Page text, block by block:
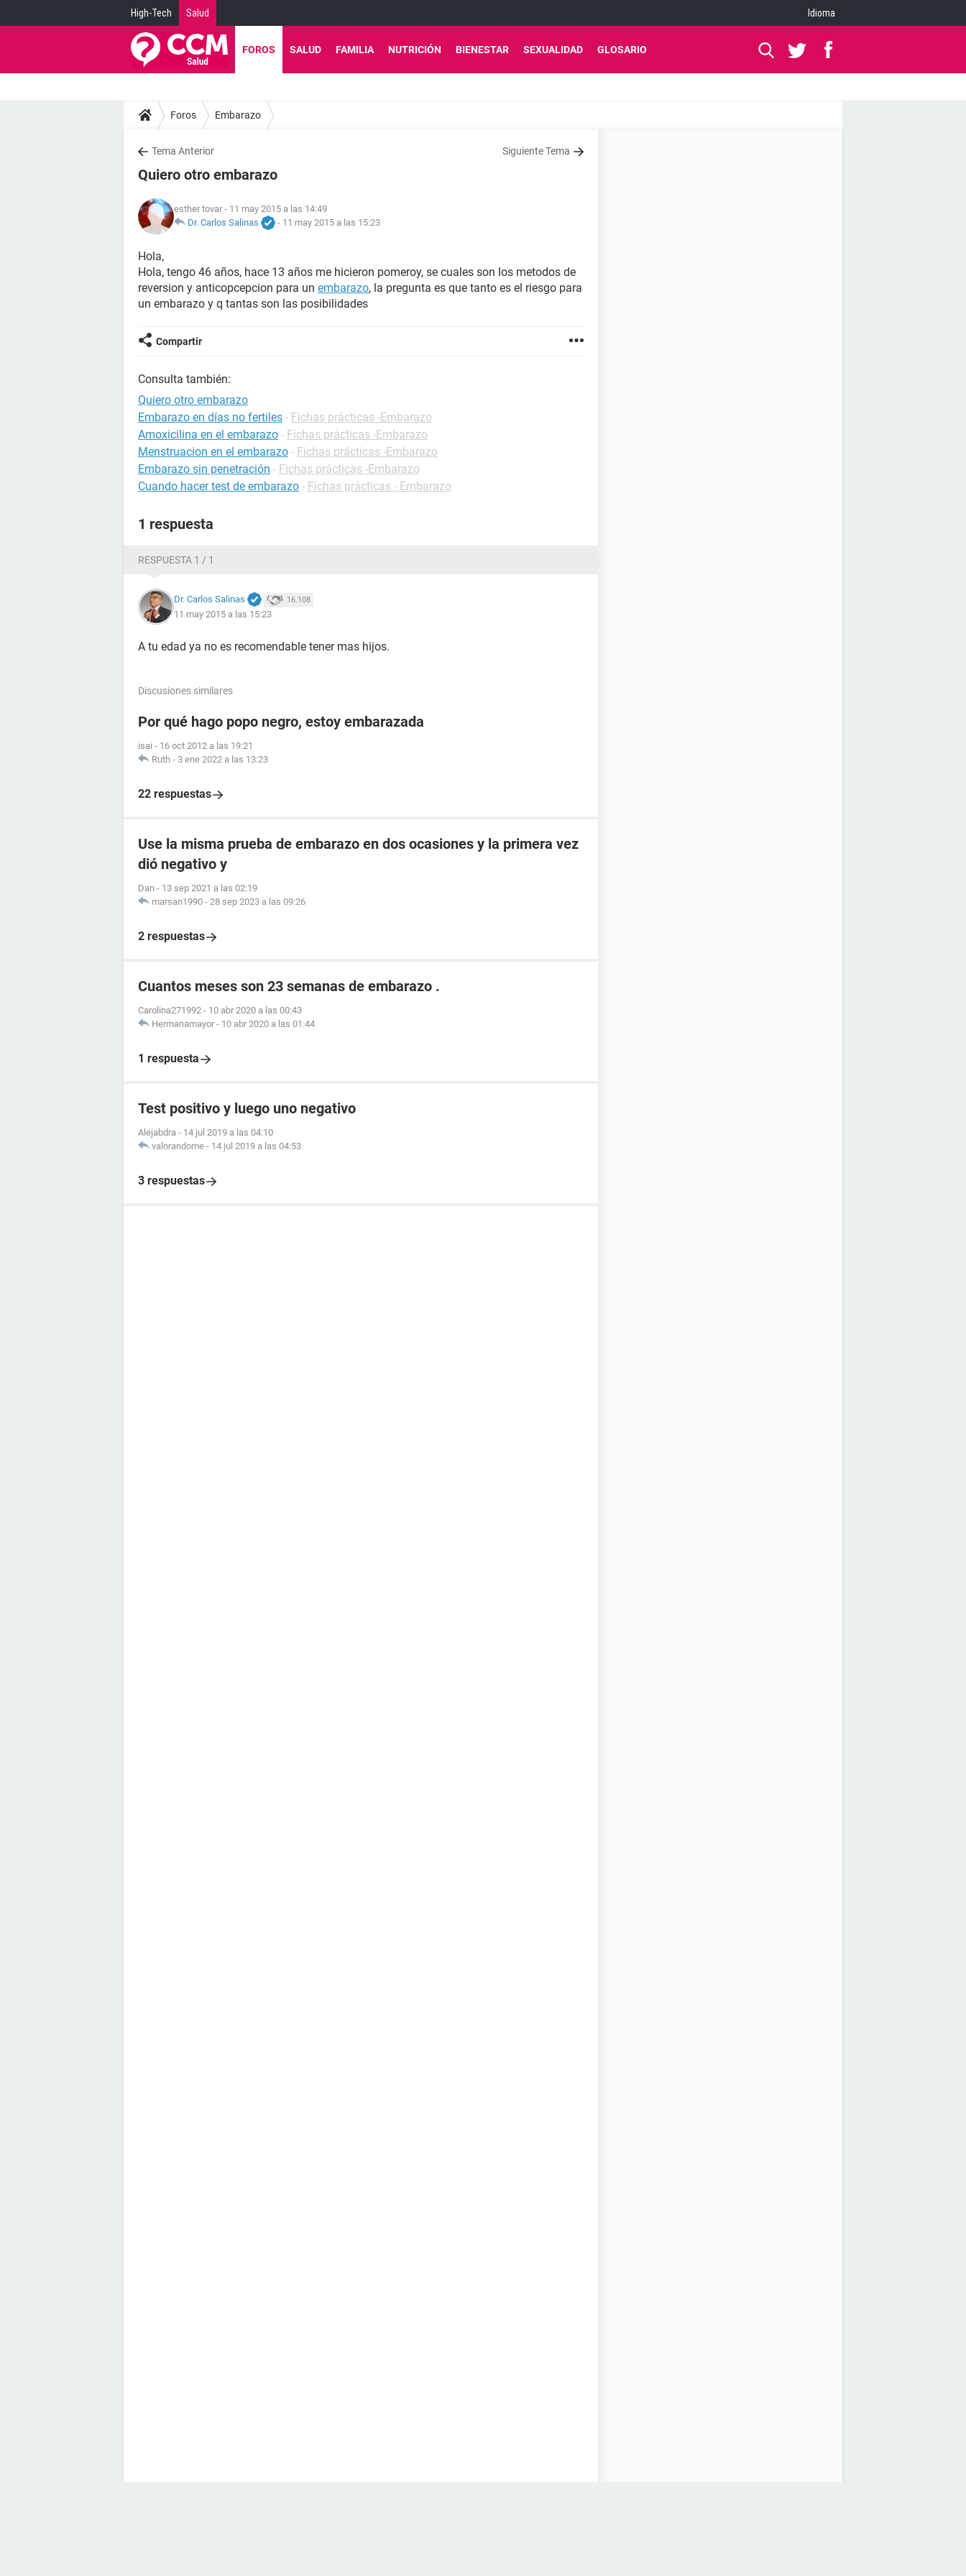
High-Tech Salud Idioma
FOROS SALUD FAMILIA NUTRICIÓN BIENESTAR SEXUALIDAD GLOSARIO
Foros Embarazo
Tema Anterior Siguiente Tema
Quiero otro embarazo
esther tovar - 11 may 2015 a las 14:49
Dr. Carlos Salinas
- 11 may 2015 a las 15:23
Hola,
Hola, tengo 46 años, hace 13 años me hicieron pomeroy, se cuales son los metodos de
reversion y anticopcepcion para un embarazo, la pregunta es que tanto es el riesgo para
un embarazo y q tantas son las posibilidades
Compartir
Consulta también:
Quiero otro embarazo
Embarazo en días no fertiles - Fichas prácticas -Embarazo
Amoxicilina en el embarazo - Fichas prácticas -Embarazo
Menstruacion en el embarazo - Fichas prácticas -Embarazo
Embarazo sin penetración - Fichas prácticas -Embarazo
Cuando hacer test de embarazo - Fichas prácticas - Embarazo
1 respuesta
RESPUESTA 1 / 1
Dr. Carlos Salinas 16.108
11 may 2015 a las 15:23
A tu edad ya no es recomendable tener mas hijos.
Discusiones similares
Por qué hago popo negro, estoy embarazada
isai - 16 oct 2012 a las 19:21
Ruth - 3 ene 2022 a las 13:23
22 respuestas
Use la misma prueba de embarazo en dos ocasiones y la primera vez
dió negativo y
Dan - 13 sep 2021 a las 02:19
marsan1990 - 28 sep 2023 a las 09:26
2 respuestas
Cuantos meses son 23 semanas de embarazo .
Carolina271992 - 10 abr 2020 a las 00:43
Hermanamayor - 10 abr 2020 a las 01:44
1 respuesta
Test positivo y luego uno negativo
Alejabdra - 14 jul 2019 a las 04:10
valorandome - 14 jul 2019 a las 04:53
3 respuestas